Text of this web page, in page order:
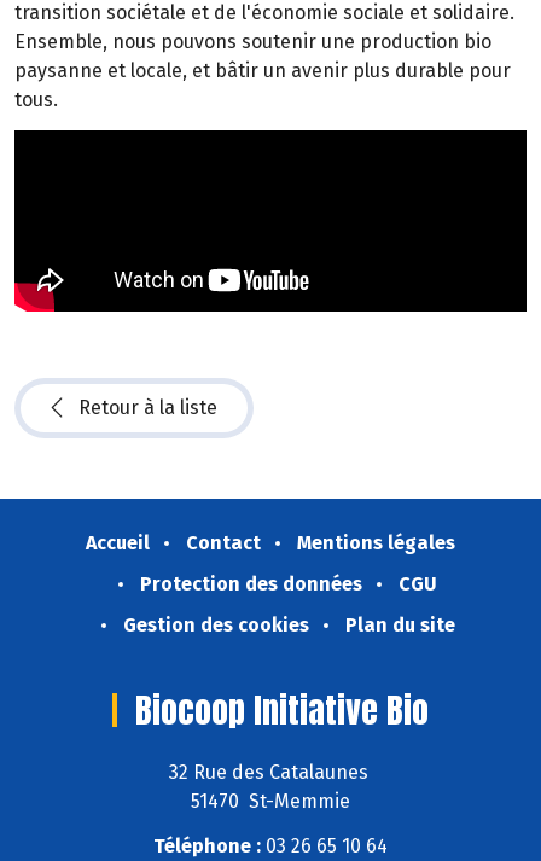
transition sociétale et de l'économie sociale et solidaire.
Ensemble, nous pouvons soutenir une production bio
paysanne et locale, et bâtir un avenir plus durable pour
tous.
Retour à la liste
Accueil Contact
Mentions légales
Protection des données
CGU
Gestion des cookies
Plan du site
Biocoop Initiative Bio
32 Rue des Catalaunes
51470 St-Memmie
Téléphone : 03 26 65 10 64